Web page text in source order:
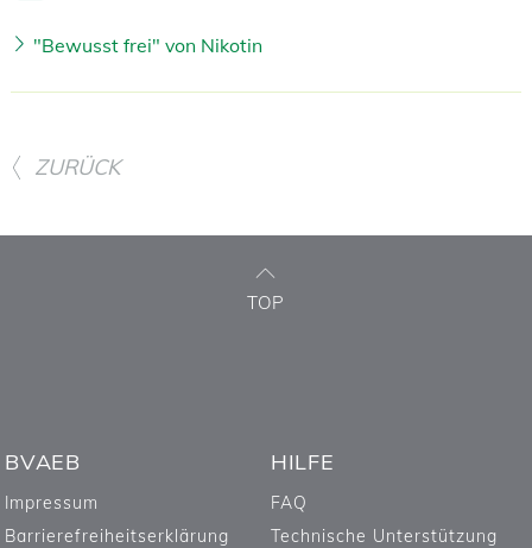
"Bewusst frei" von Nikotin
ZURÜCK
TOP
BVAEB
Impressum
Barrierefreiheitserklärung
HILFE
FAQ
Technische Unterstützung